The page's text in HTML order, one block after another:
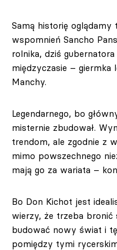
Samą historię oglądamy
wspomnień Sancho
rolnika, dziś
międzyczasie – giermka
Manchy.
Legendarnego, bo
misternie zbudował.
trendom, ale zgodnie z
mimo powszechnego
mają go za wariata –
Bo Don Kichot jest
wierzy, że trzeba bronić
budować nowy świat i
pomiędzy tymi